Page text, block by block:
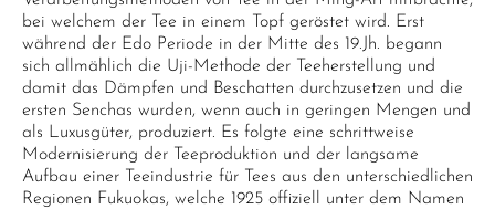
bei welchem der Tee in einem Topf geröstet wird. Erst
während der Edo Periode in der Mitte des 19.Jh. begann
sich allmählich die Uji-Methode der Teeherstellung und
damit das Dämpfen und Beschatten durchzusetzen und die
ersten Senchas wurden, wenn auch in geringen Mengen und
als Luxusgüter, produziert. Es folgte eine schrittweise
Modernisierung der Teeproduktion und der langsame
Aufbau einer Teeindustrie für Tees aus den unterschiedlichen
Regionen Fukuokas, welche 1925 offiziell unter dem Namen